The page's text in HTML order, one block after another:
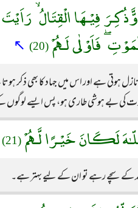
فِيْـهَا الْقِتَالُ ۙ رَاَيْتَ
فَاَوْلٰى لَـهُمْ (20)
↖
ہوتی ہے اور اس میں جہاد کا بھی ذکر
کی بے ہوشی طاری ہو، پس ایسے
لَكَانَ خَيْـرًا لَّـهُمْ (21)
کے سچے رہے تو ان کے لیے بہتر ہے۔